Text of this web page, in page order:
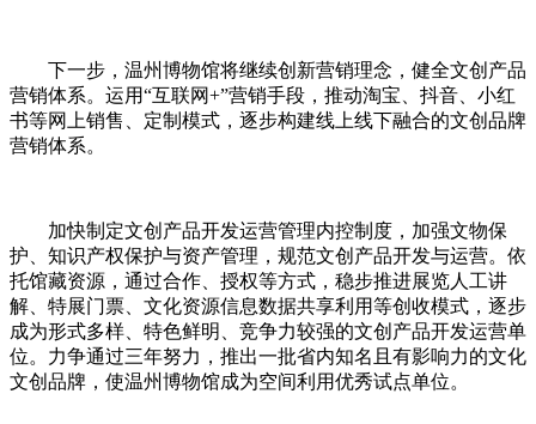
下一步，温州博物馆将继续创新营销理念，健全文创产品
营销体系。运用“互联网+”营销手段，推动淘宝、抖音、小红
书等网上销售、定制模式，逐步构建线上线下融合的文创品牌
营销体系。
加快制定文创产品开发运营管理内控制度，加强文物保
护、知识产权保护与资产管理，规范文创产品开发与运营。依
托馆藏资源，通过合作、授权等方式，稳步推进展览人工讲
解、特展门票、文化资源信息数据共享利用等创收模式，逐步
成为形式多样、特色鲜明、竞争力较强的文创产品开发运营单
位。力争通过三年努力，推出一批省内知名且有影响力的文化
文创品牌，使温州博物馆成为空间利用优秀试点单位。